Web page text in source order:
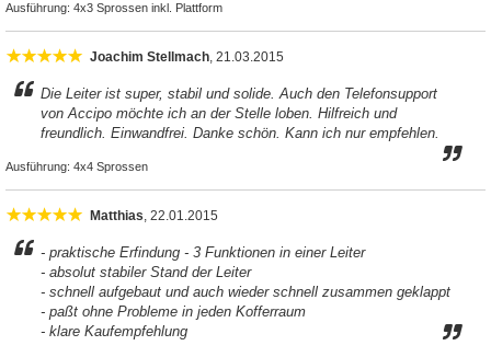
Ausführung: 4x3 Sprossen inkl. Plattform
Joachim Stellmach, 21.03.2015
Die Leiter ist super, stabil und solide. Auch den Telefonsupport
von Accipo möchte ich an der Stelle loben. Hilfreich und
freundlich. Einwandfrei. Danke schön. Kann ich nur empfehlen.
Ausführung: 4x4 Sprossen
Matthias, 22.01.2015
- praktische Erfindung - 3 Funktionen in einer Leiter
- absolut stabiler Stand der Leiter
- schnell aufgebaut und auch wieder schnell zusammen geklappt
- paßt ohne Probleme in jeden Kofferraum
- klare Kaufempfehlung